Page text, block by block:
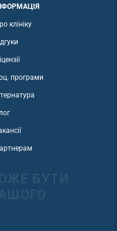
клініку
програми
БУТИ